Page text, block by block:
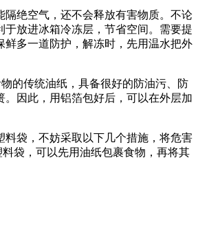
绝空气，还不会释放有害物质。不论
放进冰箱冷冻层，节省空间。需要提
多一道防护，解冻时，先用温水把外
的传统油纸，具备很好的防油污、防
因此，用铝箔包好后，可以在外层加
袋，不妨采取以下几个措施，将危害
袋，可以先用油纸包裹食物，再将其